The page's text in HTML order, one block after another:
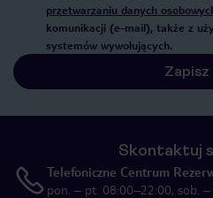
przetwarzaniu danych
komunikacji (e-mail), także z
systemów wywołujących.
Zapisz
Skontaktuj
Telefoniczne Centrum
pon. – pt. 08:00–22:00, sob.